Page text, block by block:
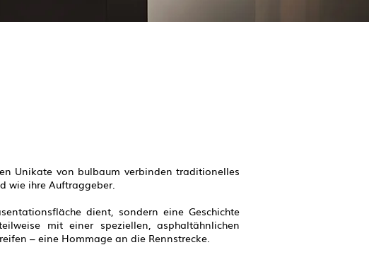
Unikate von bulbaum verbinden traditionelles
wie ihre Auftraggeber.
dient, sondern eine Geschichte
mit einer speziellen, asphaltähnlichen
– eine Hommage an die Rennstrecke.